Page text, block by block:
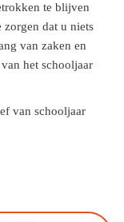
te blijven
dat u niets
van zaken en
het schooljaar
van schooljaar